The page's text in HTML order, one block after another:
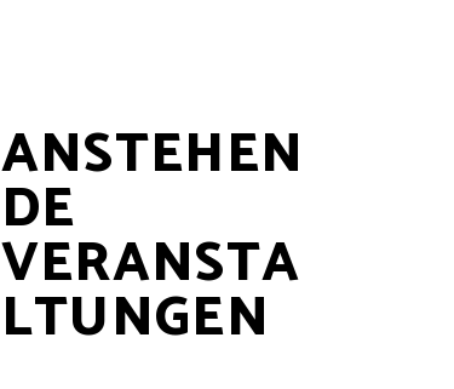
ANSTEHEN
DE
VERANSTA
LTUNGEN